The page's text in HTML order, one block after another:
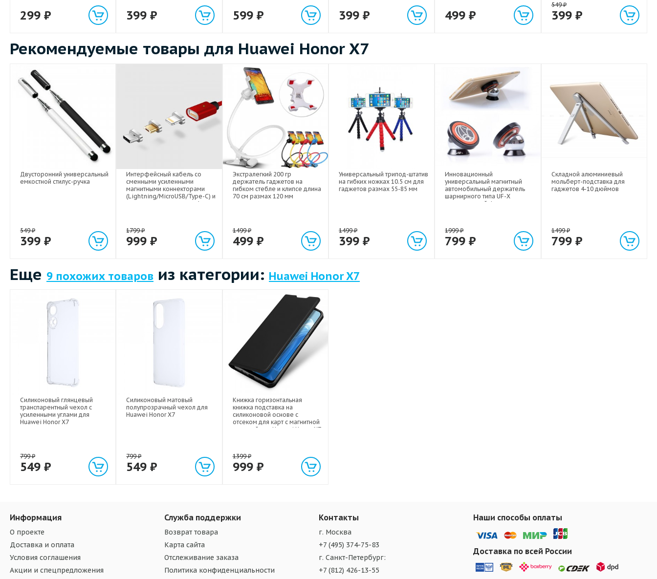
299 ₽ 399₽ 599 ₽ 399 ₽ 499₽
549₽
399 ₽
Рекомендуемые товары для Huawei Honor X7
Двусторонний универсальный
емкостной стилус-ручка
549₽
399 ₽
Интерфейсный кабель со
сменными усиленными
магнитными коннекторами
(Lightning/MicroUSB/Type-C) и
световым индикатором 1м
1799₽
999₽
Экстралегкий 200 гр
держатель гаджетов на
гибком стебле и клипсе длина
70 см размах 120 мм
1499₽
499 ₽
Универсальный трипод-штатив
на гибких ножках 10.5 см для
гаджетов размах 55-85 мм
1499₽
399 ₽
Инновационный
универсальный магнитный
автомобильный держатель
шарнирного типа UF-X
экстрасильной фиксации для
1999₽
799₽
Складной алюминиевый
мольберт-подставка для
гаджетов 4-10 дюймов
1499₽
799 ₽
Еще 9 похожих товаров из категории: Huawei Honor X7
Силиконовый глянцевый
транспарентный чехол с
усиленными углами для
Huawei Honor X7
799₽
549 ₽
Силиконовый матовый
полупрозрачный чехол для
Huawei Honor X7
799₽
549₽
Книжка горизонтальная
книжка подставка на
силиконовой основе с
отсеком для карт с магнитной
крышкой для Huawei Honor X7
1399₽
999 ₽
Информация
О проекте
Доставка и оплата
Условия соглашения
Акции и спецпредложения
Служба поддержки
Возврат товара
Карта сайта
Отслеживание заказа
Политика конфиденциальности
Контакты
г. Москва
+7 (495) 374-75-83
г. Санкт-Петербург:
+7 (812) 426-13-55
Наши способы оплаты
Доставка по всей России